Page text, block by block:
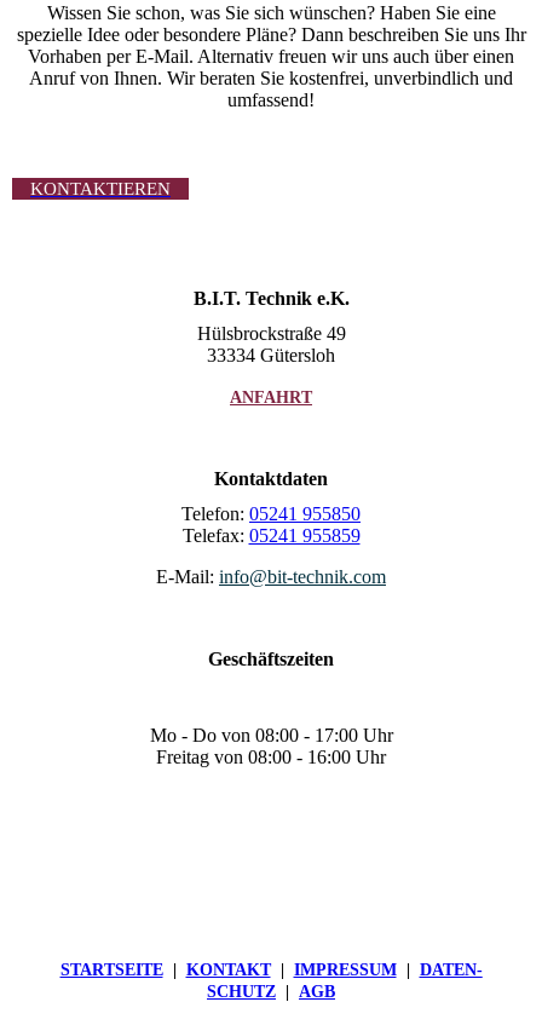
Wissen Sie schon, was Sie sich wünschen? Haben Sie eine
spezielle Idee oder besondere Pläne? Dann beschreiben Sie uns Ihr
Vorhaben per E-Mail. Alternativ freuen wir uns auch über einen
Anruf von Ihnen. Wir beraten Sie kostenfrei, unverbindlich und
umfassend!
KONTAKTIEREN
B.I.T. Technik e.K.
Hülsbrockstraße 49
33334 Gütersloh
ANFAHRT
Kontaktdaten
Telefon: 05241 955850
Telefax: 05241 955859
E-Mail: info@bit-technik.com
Geschäftszeiten
Mo - Do von 08:00 - 17:00 Uhr
Freitag von 08:00 - 16:00 Uhr
STARTSEITE| KONTAKT| IMPRESSUM| DATEN­
SCHUTZ
AGB